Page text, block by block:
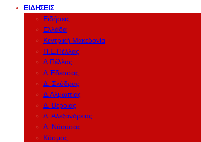
ΕΙΔΉΣΕΙΣ
Ειδήσεις
Ελλάδα
Κεντρική Μακεδονία
Π.Ε.Πέλλας
Δ.Πέλλας
Δ.Έδεσσας
Δ. Σκύδρας
Δ.Αλμωπίας
Δ. Βέροιας
Δ. Αλεξάνδρειας
Δ. Νάουσας
Κόσμος